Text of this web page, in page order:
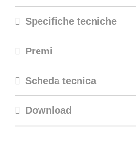
Specifiche tecniche
Premi
Scheda tecnica
Download